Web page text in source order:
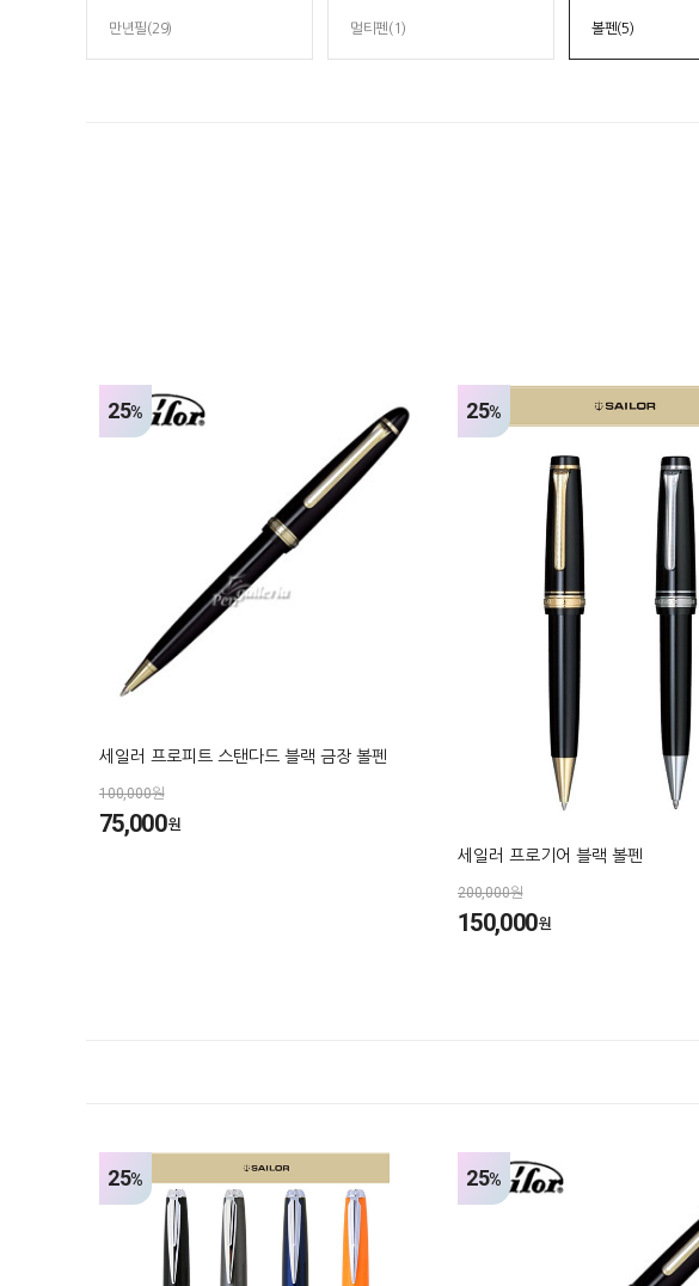
만년필(29) 멀티펜(1) 볼펜(5)
25%
세일러 프로피트 스탠다드 블랙 금장 볼펜
100,000원
75,000원
25%
세일러 프로기어 블랙 볼펜
200,000원
150,000원
25% 25%